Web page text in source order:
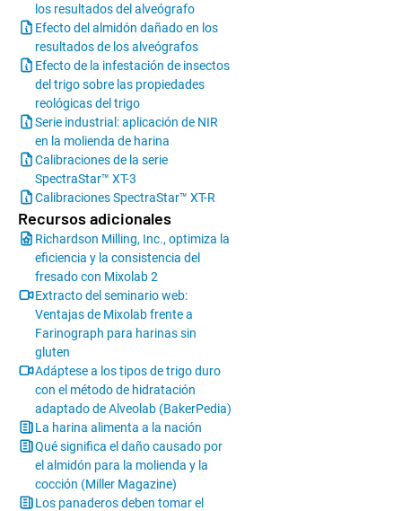
los resultados del alveógrafo
Efecto del almidón dañado en los
resultados de los alveógrafos
Efecto de la infestación de insectos
del trigo sobre las propiedades
reológicas del trigo
Serie industrial: aplicación de NIR
en la molienda de harina
Calibraciones de la serie
SpectraStar™ XT-3
Calibraciones SpectraStar™ XT-R
Recursos adicionales
Richardson Milling, Inc., optimiza la
eficiencia y la consistencia del
fresado con Mixolab 2
Extracto del seminario web:
Ventajas de Mixolab frente a
Farinograph para harinas sin
gluten
Adáptese a los tipos de trigo duro
con el método de hidratación
adaptado de Alveolab (BakerPedia)
La harina alimenta a la nación
Qué significa el daño causado por
el almidón para la molienda y la
cocción (Miller Magazine)
Los panaderos deben tomar el